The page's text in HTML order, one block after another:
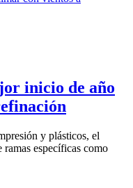
inicio de año
y plásticos, el
específicas como